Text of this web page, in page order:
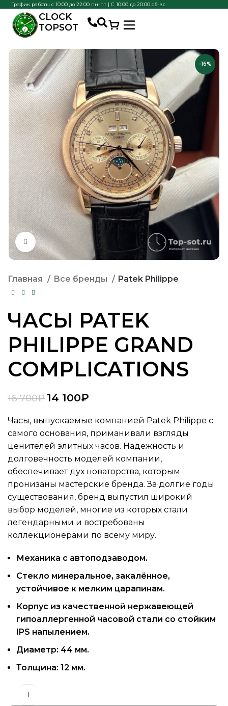
График работы с 10:00 до 22:00 пн-пт | С 10:00 до 20:00 сб-вс
CLOCK
TOPSOT
-16%
Нажмите, чтобы увеличить
Главная Все бренды Patek Philippe
ЧАСЫ PATEK
PHILIPPE GRAND
COMPLICATIONS
16 700₽ 14 100₽
Часы, выпускаемые компанией Patek Philippe с
самого основания, приманивали взгляды
ценителей элитных часов. Надежность и
долговечность моделей компании,
обеспечивает дух новаторства, которым
пронизаны мастерские бренда. За долгие годы
существования, бренд выпустил широкий
выбор моделей, многие из которых стали
легендарными и востребованы
коллекционерами по всему миру.
Механика с автоподзаводом.
Стекло минеральное, закалённое,
устойчивое к мелким царапинам.
Корпус из качественной нержавеющей
гипоаллергенной часовой стали со стойким
IPS напылением.
Диаметр: 44 мм.
Толщина: 12 мм.